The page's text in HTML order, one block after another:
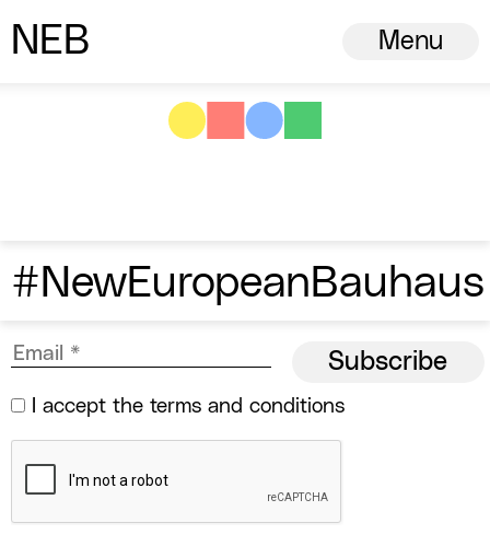
N ew
European
B Menu
#NewEuropeanBauhaus
I accept the terms and conditions